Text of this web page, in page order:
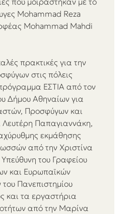
Mohammad Reza
Mohammad Mahdi
πρακτικές για την
στις πόλεις
ΕΣΤΙΑ από τον
Δήμου Αθηναίων για
Προσφύγων και
Παπαγιαννάκη,
εκμάθησης
από την Χριστίνα
του Γραφείου
και Ευρωπαϊκών
Πανεπιστημίου
και τα εργαστήρια
από την Μαρίνα